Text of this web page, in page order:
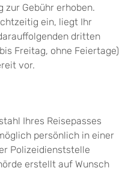
zur Gebühr erhoben.
ein, liegt Ihr
dritten
Freitag, ohne Feiertage)
vor.
Ihres Reisepasses
persönlich in einer
Polizeidienststelle
erstellt auf Wunsch